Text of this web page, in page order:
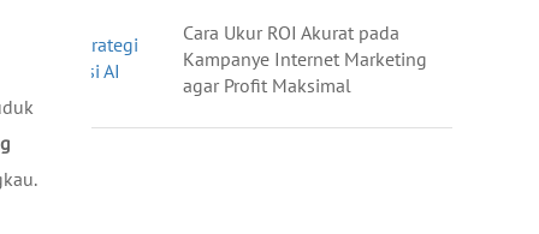
Cara Ukur ROI Akurat pada
Kampanye Internet Marketing
agar Profit Maksimal